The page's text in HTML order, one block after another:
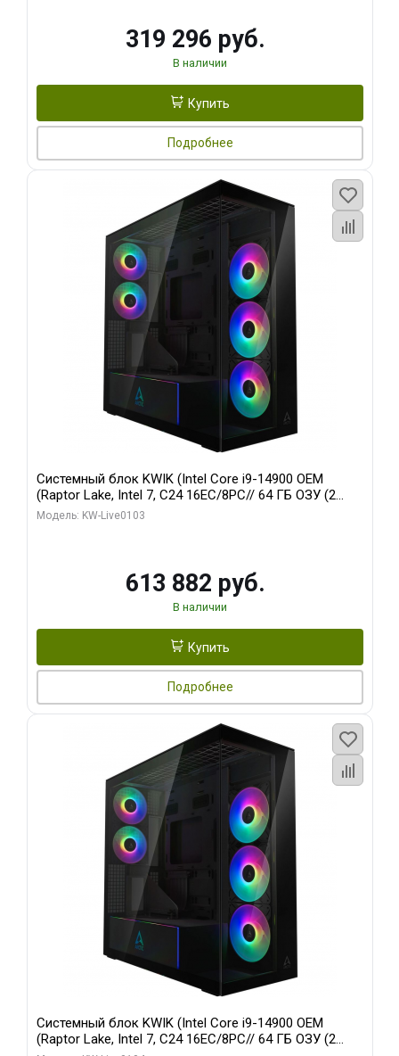
319 296 руб.
В наличии
Купить
Подробнее
Системный блок KWIK (Intel Core i9-14900 OEM
(Raptor Lake, Intel 7, C24 16EC/8PC// 64 ГБ ОЗУ (2
модуля)/ Afox RTX4090 24GB GDDR6X 384-Bit 3xDP
Модель: KW-Live0103
613 882 руб.
В наличии
Купить
Подробнее
Системный блок KWIK (Intel Core i9-14900 OEM
(Raptor Lake, Intel 7, C24 16EC/8PC// 64 ГБ ОЗУ (2